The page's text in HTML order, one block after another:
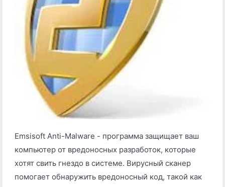
Emsisoft Anti-Malware - программа защищает ваш
компьютер от вредоносных разработок, которые
хотят свить гнездо в системе. Вирусный сканер
помогает обнаружить вредоносный код, такой как